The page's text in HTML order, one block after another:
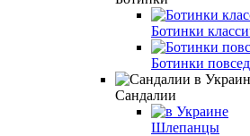
Ботинки
Ботинки
Сандалии
Шлепанцы